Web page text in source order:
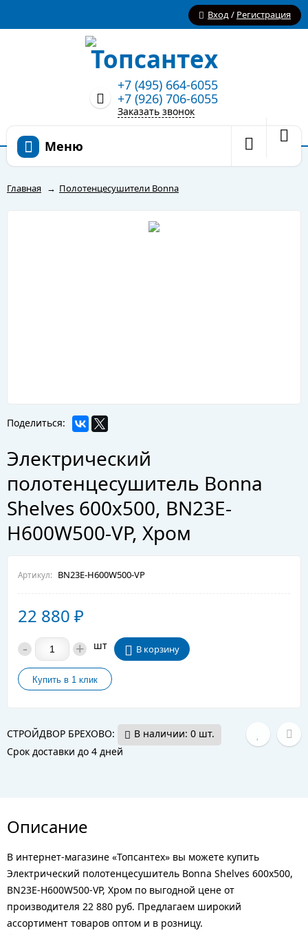
Вход/ Регистрация
+7 (495) 664-6055
+7 (926) 706-6055
Заказать звонок
Меню
Главная → Полотенцесушители Bonna
Поделиться:
Электрический
полотенцесушитель Bonna
Shelves 600x500, BN23E-
H600W500-VP, Хром
Артикул: BN23E-H600W500-VP
22 880 ₽
- + шт В корзину
СТРОЙДВОР БРЕХОВО:
В наличии: 0 шт.
Срок доставки до 4 дней
Описание
В интернет-магазине «Топсантех» вы можете купить
Электрический полотенцесушитель Bonna Shelves 600x500,
BN23E-H600W500-VP, Хром по выгодной цене от
производителя 22 880 руб. Предлагаем широкий
ассортимент товаров оптом и в розницу.